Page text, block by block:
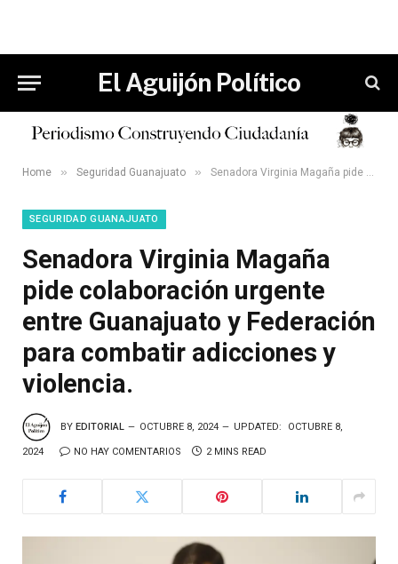
El Aguijón Político
Home » Seguridad Guanajuato » Senadora Virginia Magaña pide colaboración urgente entre Guanajuato y Federación para combatir adicciones y violencia.
SEGURIDAD GUANAJUATO
Senadora Virginia Magaña
pide colaboración urgente
entre Guanajuato y Federación
para combatir adicciones y
violencia.
BY EDITORIAL OCTUBRE 8, 2024 UPDATED: OCTUBRE 8,
2024 NO HAY COMENTARIOS 2 MINS READ